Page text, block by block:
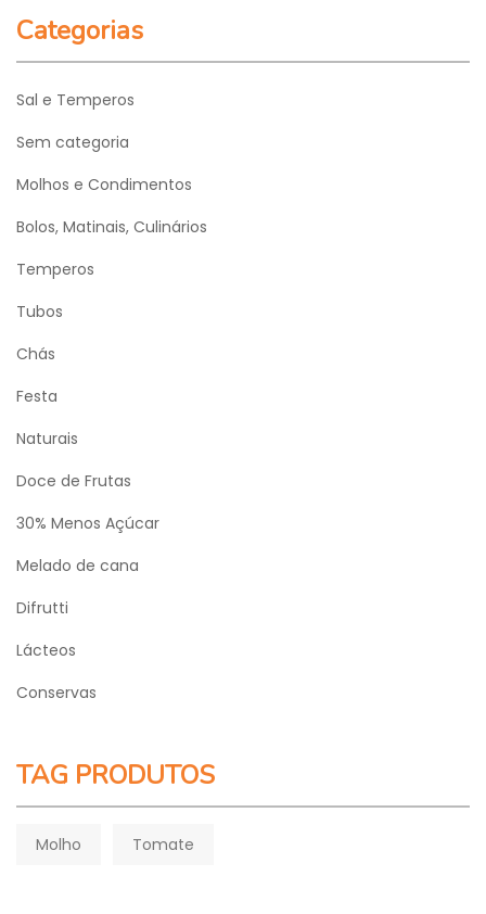
Categorias
Sal e Temperos
Sem categoria
Molhos e Condimentos
Bolos, Matinais, Culinários
Temperos
Tubos
Chás
Festa
Naturais
Doce de Frutas
30% Menos Açúcar
Melado de cana
Difrutti
Lácteos
Conservas
TAG PRODUTOS
Molho Tomate